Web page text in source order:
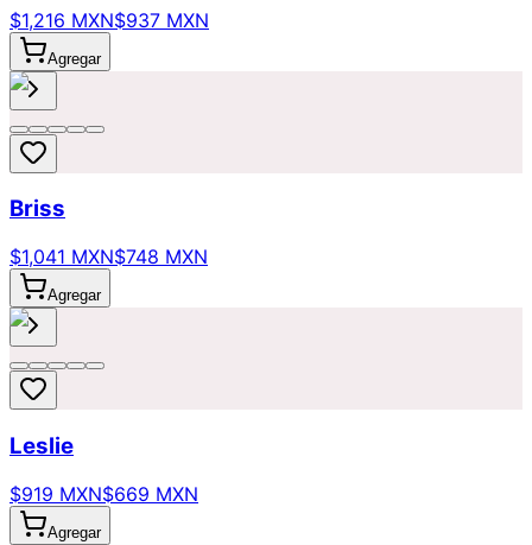
$1,216 MXN$937 MXN
Agregar
Briss
$1,041 MXN$748 MXN
Agregar
Leslie
$919 MXN$669 MXN
Agregar